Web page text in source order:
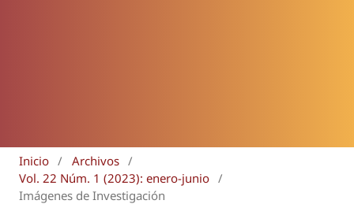
Inicio / Archivos /
Vol. 22 Núm. 1 (2023): enero-junio /
Imágenes de Investigación